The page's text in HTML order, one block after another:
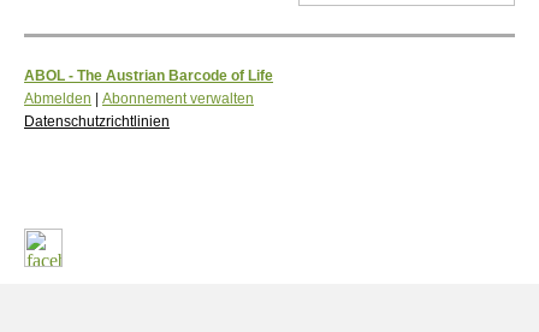
ABOL - The Austrian Barcode of Life
Abmelden
Abonnementverwalten
Datenschutzrichtlinien